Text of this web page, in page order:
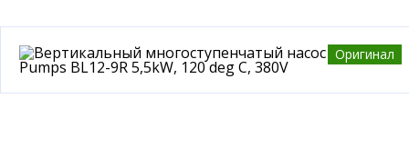
Оригинал